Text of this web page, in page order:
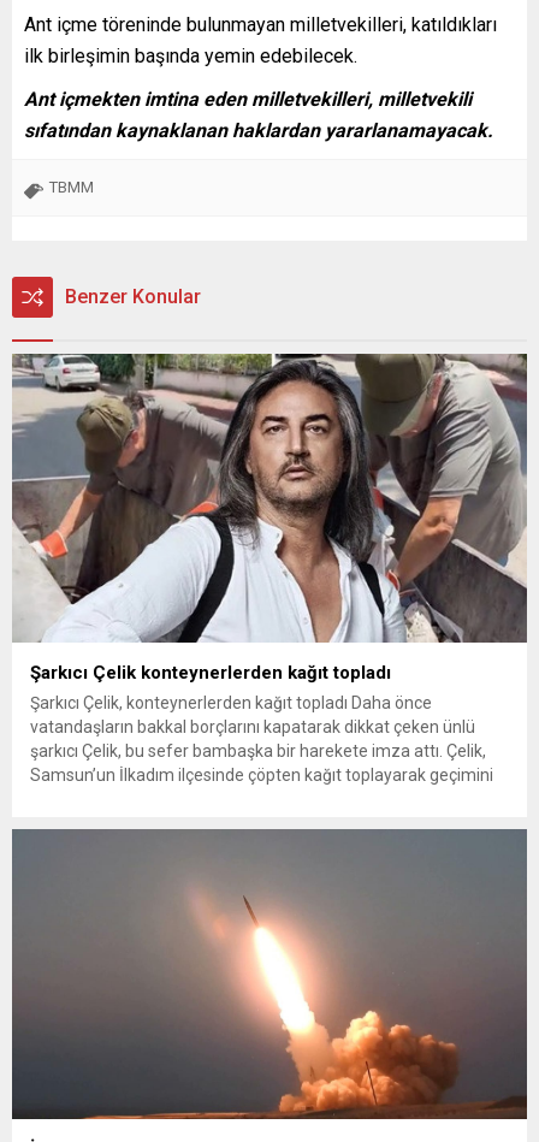
Ant içme töreninde bulunmayan milletvekilleri, katıldıkları
ilk birleşimin başında yemin edebilecek.
Ant içmekten imtina eden milletvekilleri, milletvekili
sıfatından kaynaklanan haklardan yararlanamayacak.
TBMM
Benzer Konular
Şarkıcı Çelik konteynerlerden kağıt topladı
Şarkıcı Çelik, konteynerlerden kağıt topladı Daha önce
vatandaşların bakkal borçlarını kapatarak dikkat çeken ünlü
şarkıcı Çelik, bu sefer bambaşka bir harekete imza attı. Çelik,
Samsun’un İlkadım ilçesinde çöpten kağıt toplayarak geçimini